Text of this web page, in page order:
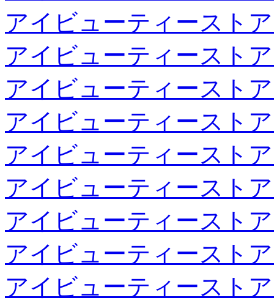
アイビューティースト
アイビューティースト
アイビューティースト
アイビューティースト
アイビューティースト
アイビューティースト
アイビューティースト
アイビューティースト
アイビューティースト